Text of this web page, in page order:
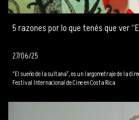
5 razones por lo que tenés que ver
27/06/25
“El sueño de la sultana”, es un largometraje de la
Festival Internacional de Cine en Costa Rica